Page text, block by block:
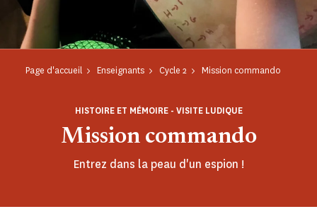
Page d'accueil Enseignants Cycle 2 Mission commando
Mission commando
HISTOIRE ET MÉMOIRE - VISITE LUDIQUE
Entrez dans la peau d'un espion !